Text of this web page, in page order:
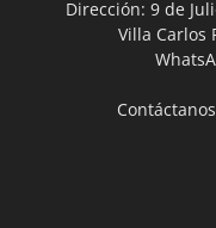
Dirección: 9 de
Villa Carlos